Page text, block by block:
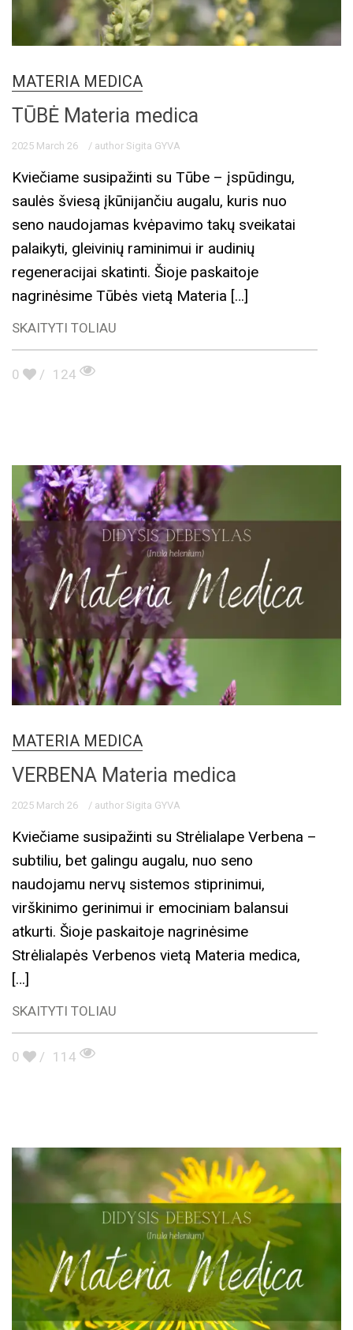
MATERIA MEDICA
TŪBĖ Materia medica
2025 March 26 / author Sigita GYVA
Kviečiame susipažinti su Tūbe – įspūdingu,
saulės šviesą įkūnijančiu augalu, kuris nuo
seno naudojamas kvėpavimo takų sveikatai
palaikyti, gleivinių ramini­mui ir audinių
regeneracijai skatinti. Šioje paskaitoje
nagrinėsime Tūbės vietą Materia […]
SKAITYTI TOLIAU
0 / 124
MATERIA MEDICA
VERBENA Materia medica
2025 March 26 / author Sigita GYVA
Kviečiame susipažinti su Strėlialape Verbena –
subtiliu, bet galingu augalu, nuo seno
naudojamu nervų sistemos stiprinimui,
virškinimo gerinimui ir emociniam balansui
atkurti. Šioje paskaitoje nagrinėsime
Strėlialapės Verbenos vietą Materia medica,
[…]
SKAITYTI TOLIAU
0 / 114